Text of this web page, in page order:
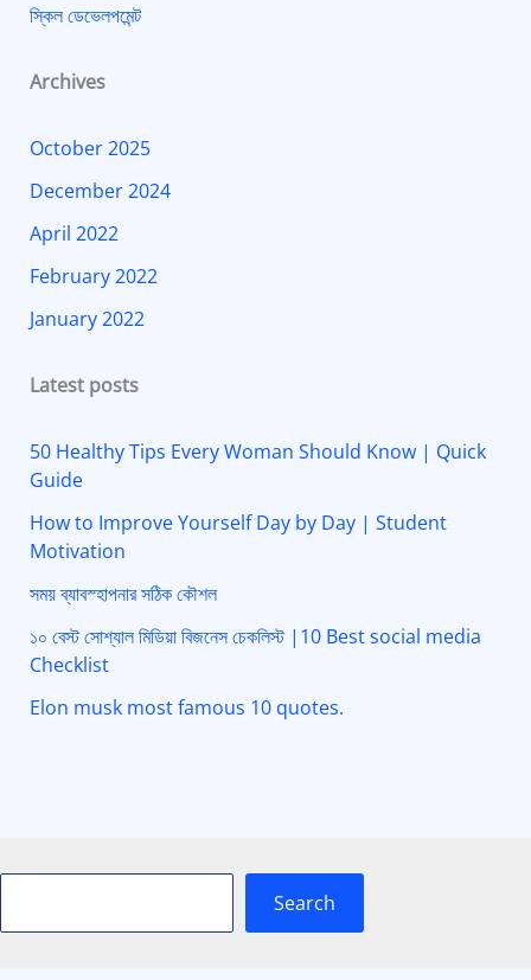
স্কিল ডেভেলপমেন্ট
Archives
October 2025
December 2024
April 2022
February 2022
January 2022
Latest posts
50 Healthy Tips Every Woman Should Know | Quick
Guide
How to Improve Yourself Day by Day | Student
Motivation
সময় ব্যাবস্হাপনার সঠিক কৌশল
১০ বেস্ট সোশ্যাল মিডিয়া বিজনেস চেকলিস্ট |10 Best social media
Checklist
Elon musk most famous 10 quotes.
Search